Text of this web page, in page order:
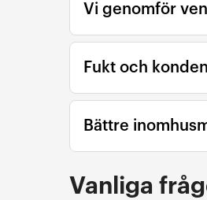
Vi genomför
Fukt och
Bättre
Vanliga